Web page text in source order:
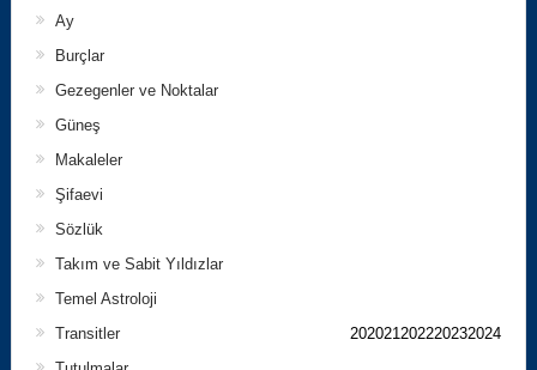
Ay
Burçlar
Gezegenler ve Noktalar
Güneş
Makaleler
Şifaevi
Sözlük
Takım ve Sabit Yıldızlar
Temel Astroloji
Transitler
202021202220232024